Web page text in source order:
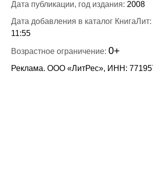
Дата публикации, год издания: 2008
Дата добавления в каталог
11:55
Возрастное ограничение:0+
Реклама. ООО «ЛитРес», ИНН: